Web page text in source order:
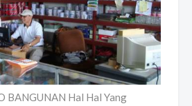
BANGUNAN Hal Hal Yang